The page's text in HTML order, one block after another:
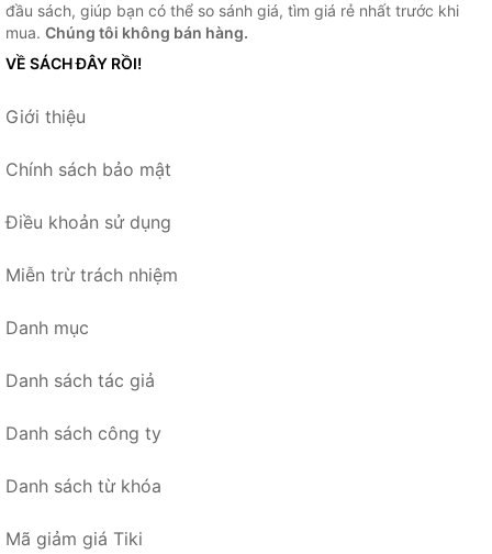
đầu sách, giúp bạn có thể so sánh giá, tìm giá rẻ nhất trước khi
mua. Chúng tôi không bán hàng.
VỀ SÁCH ĐÂY RỒI!
Giới thiệu
Chính sách bảo mật
Điều khoản sử dụng
Miễn trừ trách nhiệm
Danh mục
Danh sách tác giả
Danh sách công ty
Danh sách từ khóa
Mã giảm giá Tiki